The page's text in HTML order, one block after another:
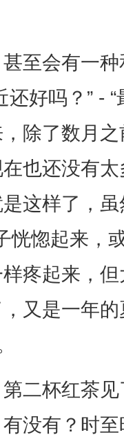
至会有一
还好吗？” -
除了数月
也还没有
这样了，
恍惚起来
疼起来，
又是一年
二杯红茶
没有？时